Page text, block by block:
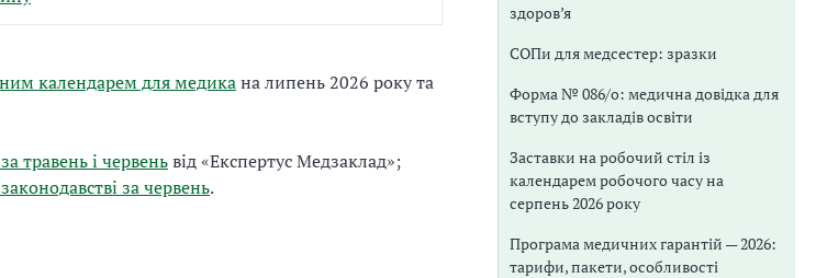
календарем для медикана липень 2026 року та
травень і червеньвід «Експертус Медзаклад»;
за червень.
здоров’я
СОПи для медсестер: зразки
Форма № 086/о: медична довідка для
вступу до закладів освіти
Заставки на робочий стіл із
календарем робочого часу на
серпень 2026 року
Програма медичних гарантій — 2026:
тарифи, пакети, особливості